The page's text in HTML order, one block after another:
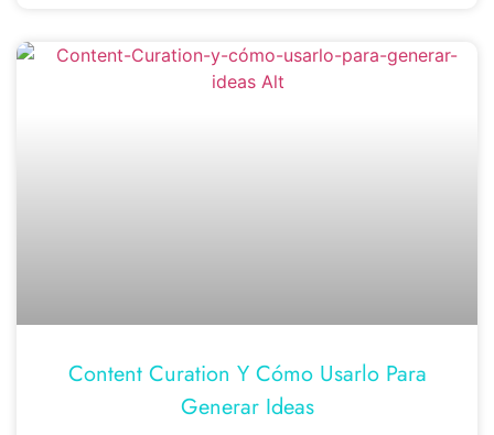
Content Curation Y Cómo Usarlo Para
Generar Ideas